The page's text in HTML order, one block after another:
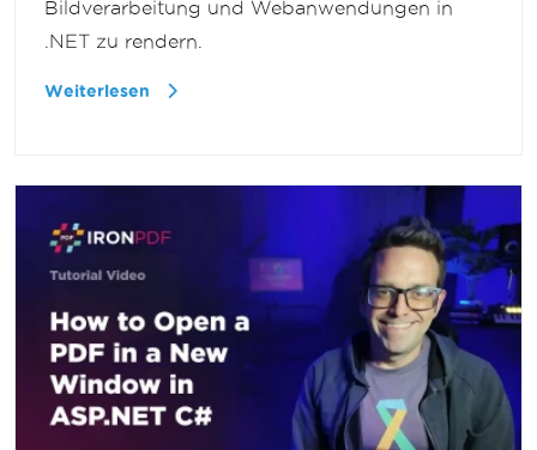
Bildverarbeitung und Webanwendungen in
.NET zu rendern.
Weiterlesen